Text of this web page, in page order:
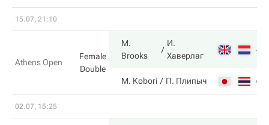
15.07, 21:10
Athens Open
Female
Double
M.
Brooks
И.
Хаверлаг
4
M. Kobori П. Плипыч 6
02.07, 15:25